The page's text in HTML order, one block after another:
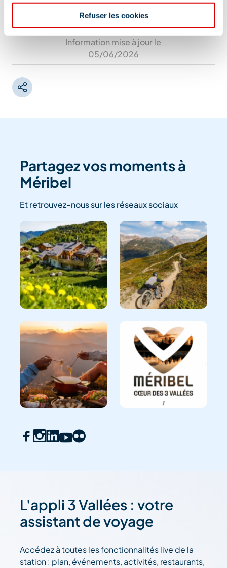
Refuser les cookies
Information mise à jour le
05/06/2026
Partagez vos moments à
Méribel
Et retrouvez-nous sur les réseaux sociaux
L'appli 3 Vallées : votre
assistant de voyage
Accédez à toutes les fonctionnalités live de la
station : plan, événements, activités, restaurants,